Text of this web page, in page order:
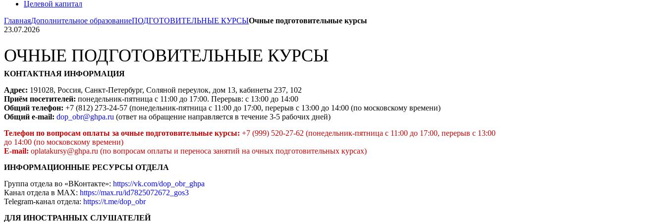
Целевой капитал
ГлавнаяДополнительное образованиеПОДГОТОВИТЕЛЬНЫЕ КУРСЫОчные подготовительные курсы
23.07.2026
ОЧНЫЕ ПОДГОТОВИТЕЛЬНЫЕ КУРСЫ
КОНТАКТНАЯ ИНФОРМАЦИЯ
Адрес: 191028, Россия, Санкт-Петербург, Соляной переулок, дом 13, кабинеты 237, 102
Приём посетителей: понедельник-пятница с 11:00 до 17:00. Перерыв: с 13:00 до 14:00
Общий телефон: +7 (812) 273-24-57 (понедельник-пятница с 11:00 до 17:00, перерыв с 13:00 до 14:00 (по московскому времени)
Общий e-mail: dop_obr@ghpa.ru (ответ на обращение направляется в течение 3-5 рабочих дней)
Телефон по вопросам оплаты за очные подготовительные курсы: +7 (999) 520-27-62 (понедельник-пятница с 11:00 до 17:00, перерыв с 13:00
до 14:00 (по московскому времени)
E-mail: oplatakursy@ghpa.ru (по вопросам оплаты и переноса занятий на очных подготовительных курсах)
ИНФОРМАЦИОННЫЕ РЕСУРСЫ ОТДЕЛА
Группа отдела во «ВКонтакте»: https://vk.com/dop_obr_ghpa
Канал отдела в MAX: https://max.ru/id7825072672_gos3
Telegram-канал отдела: https://t.me/dop_obr
ДЛЯ ИНОСТРАННЫХ СЛУШАТЕЛЕЙ